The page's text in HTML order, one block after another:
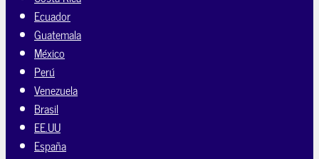
Ecuador
Guatemala
México
Perú
Venezuela
Brasil
EE.UU
España